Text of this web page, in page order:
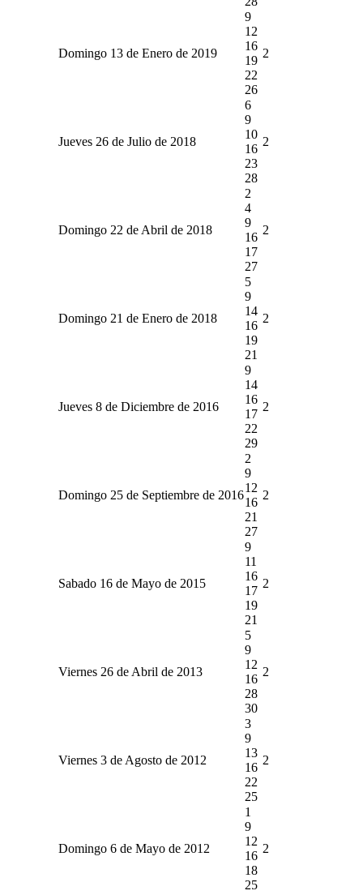
Domingo 13 de Enero de 2019
9
12
16
19
22
26
2
Jueves 26 de Julio de 2018
6
9
10
16
23
28
2
Domingo 22 de Abril de 2018
2
4
9
16
17
27
2
Domingo 21 de Enero de 2018
5
9
14
16
19
21
2
Jueves 8 de Diciembre de 2016
9
14
16
17
22
29
2
Domingo 25 de Septiembre de 2016
2
9
12
16
21
27
2
Sabado 16 de Mayo de 2015
9
11
16
17
19
21
2
Viernes 26 de Abril de 2013
5
9
12
16
28
30
2
Viernes 3 de Agosto de 2012
3
9
13
16
22
25
2
Domingo 6 de Mayo de 2012
1
9
12
16
18
25
2